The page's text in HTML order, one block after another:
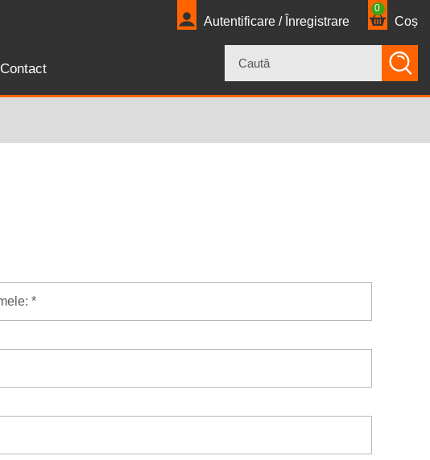
×
Contact
Autentificare / Înregistrare
0
Coș